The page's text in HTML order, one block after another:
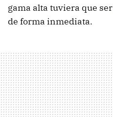
gama alta tuviera que ser
de forma inmediata.